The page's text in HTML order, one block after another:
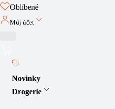
Oblíbené
Můj účet
Novinky
Drogerie